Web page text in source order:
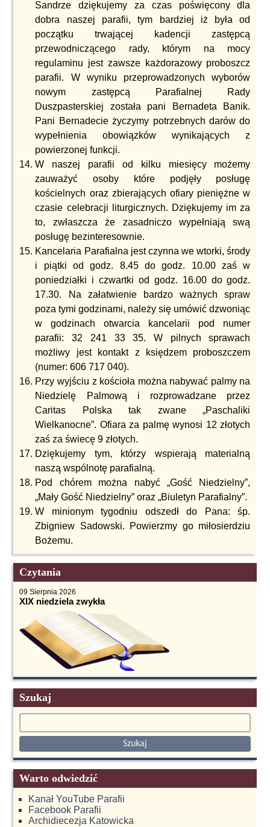
Sandrze dziękujemy za czas poświęcony dla
dobra naszej parafii, tym bardziej iż była od
początku trwającej kadencji zastępcą
przewodniczącego rady, którym na mocy
regulaminu jest zawsze każdorazowy proboszcz
parafii. W wyniku przeprowadzonych wyborów
nowym zastępcą Parafialnej Rady
Duszpasterskiej została pani Bernadeta Banik.
Pani Bernadecie życzymy potrzebnych darów do
wypełnienia obowiązków wynikających z
powierzonej funkcji.
W naszej parafii od kilku miesięcy możemy
zauważyć osoby które podjęły posługę
kościelnych oraz zbierających ofiary pieniężne w
czasie celebracji liturgicznych. Dziękujemy im za
to, zwłaszcza że zasadniczo wypełniają swą
posługę bezinteresownie.
Kancelaria Parafialna jest czynna we wtorki, środy
i piątki od godz. 8.45 do godz. 10.00 zaś w
poniedziałki i czwartki od godz. 16.00 do godz.
17.30. Na załatwienie bardzo ważnych spraw
poza tymi godzinami, należy się umówić dzwoniąc
w godzinach otwarcia kancelarii pod numer
parafii: 32 241 33 35. W pilnych sprawach
możliwy jest kontakt z księdzem proboszczem
(numer: 606 717 040).
Przy wyjściu z kościoła można nabywać palmy na
Niedzielę Palmową i rozprowadzane przez
Caritas Polska tak zwane „Paschaliki
Wielkanocne”. Ofiara za palmę wynosi 12 złotych
zaś za świecę 9 złotych.
Dziękujemy tym, którzy wspierają materialną
naszą wspólnotę parafialną.
Pod chórem można nabyć „Gość Niedzielny”,
„Mały Gość Niedzielny” oraz „Biuletyn Parafialny”.
W minionym tygodniu odszedł do Pana: śp.
Zbigniew Sadowski. Powierzmy go miłosierdziu
Bożemu.
Czytania
09 Sierpnia 2026
XIX niedziela zwykła
Szukaj
Warto odwiedzić
Kanał YouTube Parafii
Facebook Parafii
Archidiecezja Katowicka